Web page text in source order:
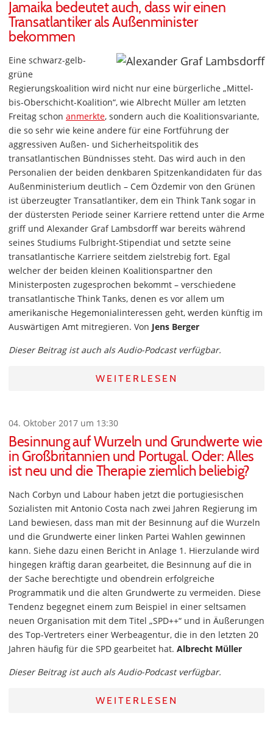
Jamaika bedeutet auch, dass wir einen
Transatlantiker als Außenminister
bekommen
Eine schwarz-gelb-
grüne
Regierungskoalition wird nicht nur eine bürgerliche „Mittel-
bis-Oberschicht-Koalition“, wie Albrecht Müller am letzten
Freitag schon anmerkte, sondern auch die Koalitionsvariante,
die so sehr wie keine andere für eine Fortführung der
aggressiven Außen- und Sicherheitspolitik des
transatlantischen Bündnisses steht. Das wird auch in den
Personalien der beiden denkbaren Spitzenkandidaten für das
Außenministerium deutlich – Cem Özdemir von den Grünen
ist überzeugter Transatlantiker, dem ein Think Tank sogar in
der düstersten Periode seiner Karriere rettend unter die Arme
griff und Alexander Graf Lambsdorff war bereits während
seines Studiums Fulbright-Stipendiat und setzte seine
transatlantische Karriere seitdem zielstrebig fort. Egal
welcher der beiden kleinen Koalitionspartner den
Ministerposten zugesprochen bekommt – verschiedene
transatlantische Think Tanks, denen es vor allem um
amerikanische Hegemonialinteressen geht, werden künftig im
Auswärtigen Amt mitregieren. Von Jens Berger
Dieser Beitrag ist auch als Audio-Podcast verfügbar.
WEITERLESEN
04. Oktober 2017 um 13:30
Besinnung auf Wurzeln und Grundwerte wie
in Großbritannien und Portugal. Oder: Alles
ist neu und die Therapie ziemlich beliebig?
Nach Corbyn und Labour haben jetzt die portugiesischen
Sozialisten mit Antonio Costa nach zwei Jahren Regierung im
Land bewiesen, dass man mit der Besinnung auf die Wurzeln
und die Grundwerte einer linken Partei Wahlen gewinnen
kann. Siehe dazu einen Bericht in Anlage 1. Hierzulande wird
hingegen kräftig daran gearbeitet, die Besinnung auf die in
der Sache berechtigte und obendrein erfolgreiche
Programmatik und die alten Grundwerte zu vermeiden. Diese
Tendenz begegnet einem zum Beispiel in einer seltsamen
neuen Organisation mit dem Titel „SPD++“ und in Äußerungen
des Top-Vertreters einer Werbeagentur, die in den letzten 20
Jahren häufig für die SPD gearbeitet hat. Albrecht Müller
Dieser Beitrag ist auch als Audio-Podcast verfügbar.
WEITERLESEN